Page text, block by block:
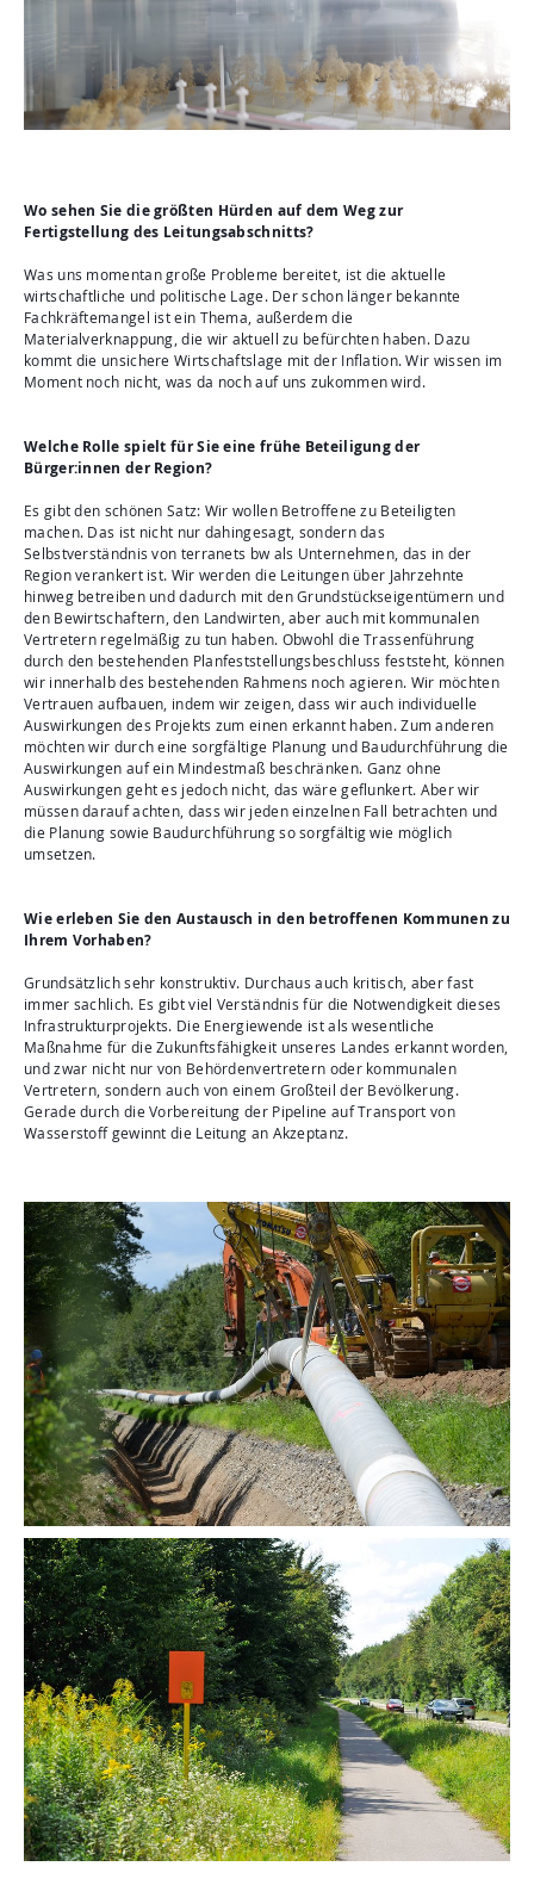
Wo sehen Sie die größten Hürden auf dem Weg zur
Fertigstellung des Leitungsabschnitts?
Was uns momentan große Probleme bereitet, ist die aktuelle
wirtschaftliche und politische Lage. Der schon länger bekannte
Fachkräftemangel ist ein Thema, außerdem die
Materialverknappung, die wir aktuell zu befürchten haben. Dazu
kommt die unsichere Wirtschaftslage mit der Inflation. Wir wissen im
Moment noch nicht, was da noch auf uns zukommen wird.
Welche Rolle spielt für Sie eine frühe Beteiligung der
Bürger:innen der Region?
Es gibt den schönen Satz: Wir wollen Betroffene zu Beteiligten
machen. Das ist nicht nur dahingesagt, sondern das
Selbstverständnis von terranets bw als Unternehmen, das in der
Region verankert ist. Wir werden die Leitungen über Jahrzehnte
hinweg betreiben und dadurch mit den Grundstückseigentümern und
den Bewirtschaftern, den Landwirten, aber auch mit kommunalen
Vertretern regelmäßig zu tun haben. Obwohl die Trassenführung
durch den bestehenden Planfeststellungsbeschluss feststeht, können
wir innerhalb des bestehenden Rahmens noch agieren. Wir möchten
Vertrauen aufbauen, indem wir zeigen, dass wir auch individuelle
Auswirkungen des Projekts zum einen erkannt haben. Zum anderen
möchten wir durch eine sorgfältige Planung und Baudurchführung die
Auswirkungen auf ein Mindestmaß beschränken. Ganz ohne
Auswirkungen geht es jedoch nicht, das wäre geflunkert. Aber wir
müssen darauf achten, dass wir jeden einzelnen Fall betrachten und
die Planung sowie Baudurchführung so sorgfältig wie möglich
umsetzen.
Wie erleben Sie den Austausch in den betroffenen Kommunen zu
Ihrem Vorhaben?
Grundsätzlich sehr konstruktiv. Durchaus auch kritisch, aber fast
immer sachlich. Es gibt viel Verständnis für die Notwendigkeit dieses
Infrastrukturprojekts. Die Energiewende ist als wesentliche
Maßnahme für die Zukunftsfähigkeit unseres Landes erkannt worden,
und zwar nicht nur von Behördenvertretern oder kommunalen
Vertretern, sondern auch von einem Großteil der Bevölkerung.
Gerade durch die Vorbereitung der Pipeline auf Transport von
Wasserstoff gewinnt die Leitung an Akzeptanz.